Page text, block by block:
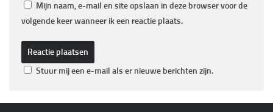
Mijn naam, e-mail en site opslaan in deze browser voor de
volgende keer wanneer ik een reactie plaats.
Stuur mij een e-mail als er nieuwe berichten zijn.